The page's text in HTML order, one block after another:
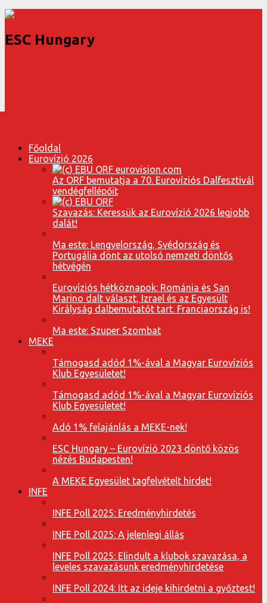
ESC Hungary
Főoldal
Eurovízió 2026
Az ORF bemutatja a 70. Eurovíziós Dalfesztivál
vendégfellépőit
Szavazás: Keressük az Eurovízió 2026 legjobb
dalát!
Ma este: Lengyelország, Svédország és
Portugália dönt az utolsó nemzeti döntős
hétvégén
Eurovíziós hétköznapok: Románia és San
Marino dalt választ, Izrael és az Egyesült
Királyság dalbemutatót tart. Franciaország is!
Ma este: Szuper Szombat
MEKE
Támogasd adód 1%-ával a Magyar Eurovíziós
Klub Egyesületet!
Támogasd adód 1%-ával a Magyar Eurovíziós
Klub Egyesületet!
Adó 1% felajánlás a MEKE-nek!
ESC Hungary – Eurovízió 2023 döntő közös
nézés Budapesten!
A MEKE Egyesület tagfelvételt hirdet!
INFE
INFE Poll 2025: Eredményhirdetés
INFE Poll 2025: A jelenlegi állás
INFE Poll 2025: Elindult a klubok szavazása, a
leveles szavazásunk eredményhirdetése
INFE Poll 2024: Itt az ideje kihirdetni a győztest!